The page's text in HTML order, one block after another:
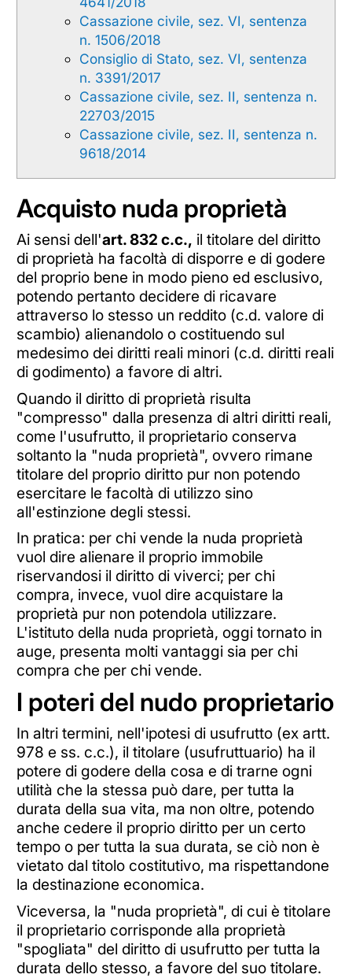
Cassazione civile, sez. VI, sentenza
n. 1506/2018
Consiglio di Stato, sez. VI, sentenza
n. 3391/2017
Cassazione civile, sez. II, sentenza n.
22703/2015
Cassazione civile, sez. II, sentenza n.
9618/2014
Acquisto nuda proprietà
Ai sensi dell'art. 832 c.c., il titolare del diritto
di proprietà ha facoltà di disporre e di godere
del proprio bene in modo pieno ed esclusivo,
potendo pertanto decidere di ricavare
attraverso lo stesso un reddito (c.d. valore di
scambio) alienandolo o costituendo sul
medesimo dei diritti reali minori (c.d. diritti reali
di godimento) a favore di altri.
Quando il diritto di proprietà risulta
"compresso" dalla presenza di altri diritti reali,
come l'usufrutto, il proprietario conserva
soltanto la "nuda proprietà", ovvero rimane
titolare del proprio diritto pur non potendo
esercitare le facoltà di utilizzo sino
all'estinzione degli stessi.
In pratica: per chi vende la nuda proprietà
vuol dire alienare il proprio immobile
riservandosi il diritto di viverci; per chi
compra, invece, vuol dire acquistare la
proprietà pur non potendola utilizzare.
L'istituto della nuda proprietà, oggi tornato in
auge, presenta molti vantaggi sia per chi
compra che per chi vende.
I poteri del nudo proprietario
In altri termini, nell'ipotesi di usufrutto (ex artt.
978 e ss. c.c.), il titolare (usufruttuario) ha il
potere di godere della cosa e di trarne ogni
utilità che la stessa può dare, per tutta la
durata della sua vita, ma non oltre, potendo
anche cedere il proprio diritto per un certo
tempo o per tutta la sua durata, se ciò non è
vietato dal titolo costitutivo, ma rispettandone
la destinazione economica.
Viceversa, la "nuda proprietà", di cui è titolare
il proprietario corrisponde alla proprietà
"spogliata" del diritto di usufrutto per tutta la
durata dello stesso, a favore del suo titolare.